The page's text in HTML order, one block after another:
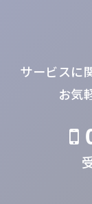
サービスに
お気